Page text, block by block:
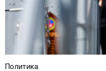
Политика